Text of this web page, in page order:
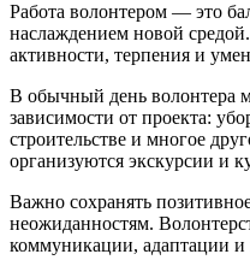
Работа волонтером — это
наслаждением новой
активности, терпения и
В обычный день волонтера
зависимости от проекта:
строительстве и многое
организуются экскурсии и
Важно сохранять
неожиданностям.
коммуникации, адаптации и